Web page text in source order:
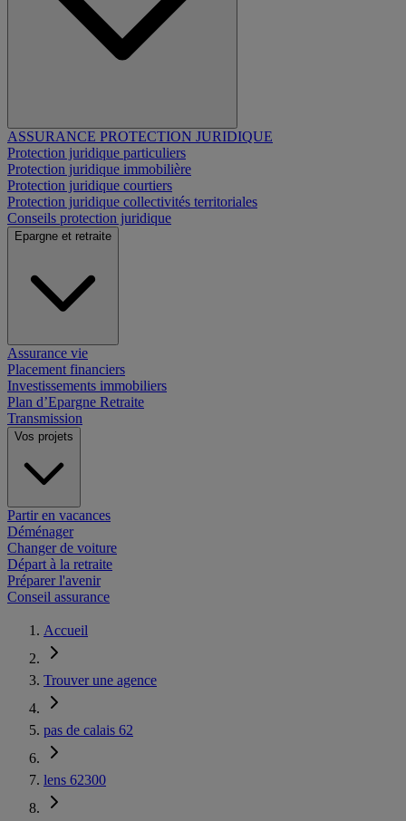
ASSURANCE PROTECTION JURIDIQUE
Protection juridique particuliers
Protection juridique immobilière
Protection juridique courtiers
Protection juridique collectivités territoriales
Conseils protection juridique
Epargne et retraite
Assurance vie
Placement financiers
Investissements immobiliers
Plan d’Epargne Retraite
Transmission
Vos projets
Partir en vacances
Déménager
Changer de voiture
Départ à la retraite
Préparer l'avenir
Conseil assurance
Accueil
Trouver une agence
pas de calais 62
lens 62300